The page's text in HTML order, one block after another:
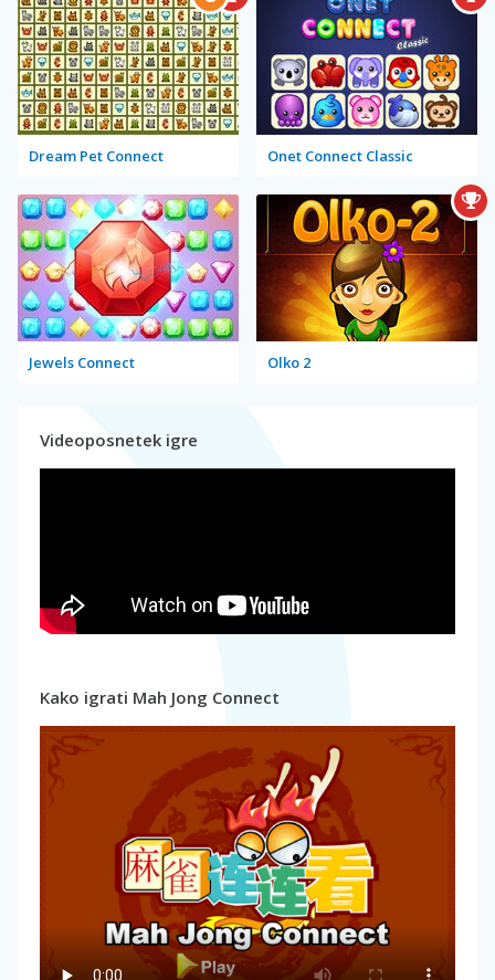
Dream Pet Connect Onet Connect Classic
Jewels Connect Olko 2
Videoposnetek igre
Kako igrati Mah Jong Connect